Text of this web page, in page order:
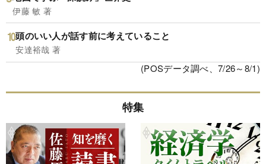
伊藤 敏 著
頭のいい人が話す前に考えていること
安達裕哉 著
(POSデータ調べ、7/26～8/1)
特集